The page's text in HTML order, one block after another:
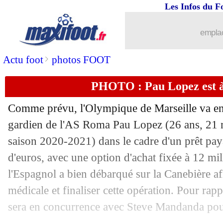
Actu foot> photos FOOT
Les Infos du
PHOTO : Pau Lopez est
Comme prévu, l'Olympique de Marseille va
gardien de l'AS Roma Pau Lopez (26 ans, 21
saison 2020-2021) dans le cadre d'un prêt
d'euros, avec une option d'achat fixée à 12
l'Espagnol a bien débarqué sur la Canebière
médicale et finaliser cette opération. Pour
sera en concurrence avec Steve Mandanda
Droits TV : beIN Sports n'a pas payé
06/07 Man Utd: Varane, Ferdinand l'a déjà
Milan
06/07 Francfort: Borré remplace André
06/07 OM : David Luiz, une piste à oublier
06/07 : les vérités de Sarri sur Ronaldo
06/07 Barça: Junior Firpo rejoint Leeds
06/07 Lille: Koffi file en Belgique (officiel)